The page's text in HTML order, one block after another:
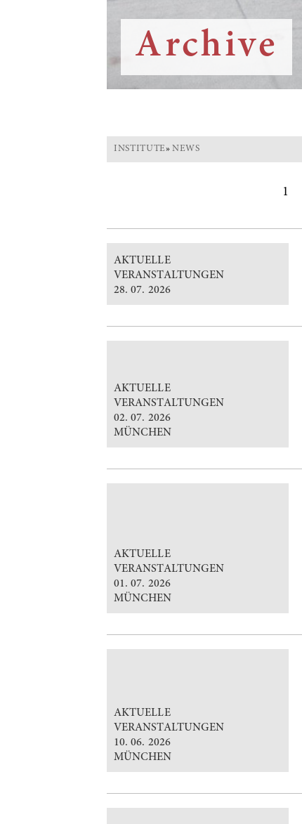
Archive
INSTITUTE»NEWS
1
AKTUELLE
VERANSTALTUNGEN
28. 07. 2026
AKTUELLE
VERANSTALTUNGEN
02. 07. 2026
MÜNCHEN
AKTUELLE
VERANSTALTUNGEN
01. 07. 2026
MÜNCHEN
AKTUELLE
VERANSTALTUNGEN
10. 06. 2026
MÜNCHEN